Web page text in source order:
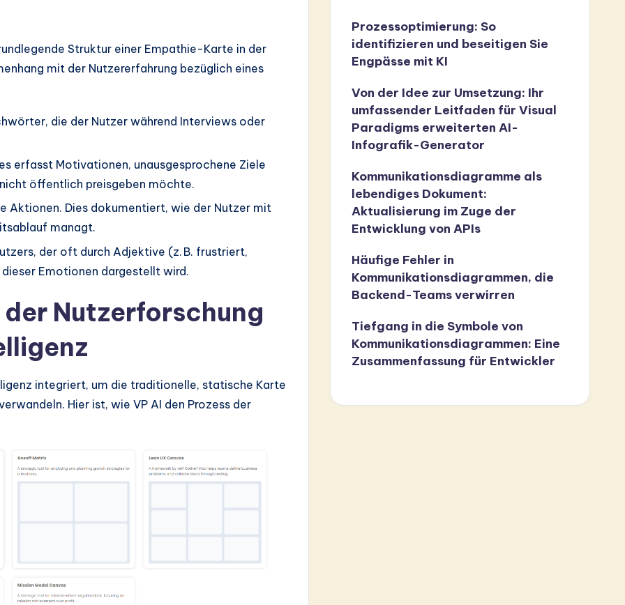
Struktur einer Empathie-Karte in der
mit der Nutzererfahrung bezüglich eines
die der Nutzer während Interviews oder
erfasst Motivationen, unausgesprochene Ziele
öffentlich preisgeben möchte.
Aktionen. Dies dokumentiert, wie der Nutzer mit
managt.
der oft durch Adjektive (z. B. frustriert,
Emotionen dargestellt wird.
Nutzerforschung
integriert, um die traditionelle, statische Karte
Hier ist, wie VP AI den Prozess der
Prozessoptimierung: So
identifizieren und beseitigen Sie
Engpässe mit KI
Von der Idee zur Umsetzung: Ihr
umfassender Leitfaden für Visual
Paradigms erweiterten AI-
Infografik-Generator
Kommunikationsdiagramme als
lebendiges Dokument:
Aktualisierung im Zuge der
Entwicklung von APIs
Häufige Fehler in
Kommunikationsdiagrammen, die
Backend-Teams verwirren
Tiefgang in die Symbole von
Kommunikationsdiagrammen: Eine
Zusammenfassung für Entwickler